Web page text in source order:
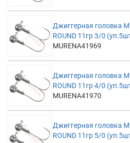
Джиггерная головка
ROUND 11гр 3/0
MURENA41969
Джиггерная головка
ROUND 11гр 4/0
MURENA41970
Джиггерная головка
ROUND 11гр 5/0